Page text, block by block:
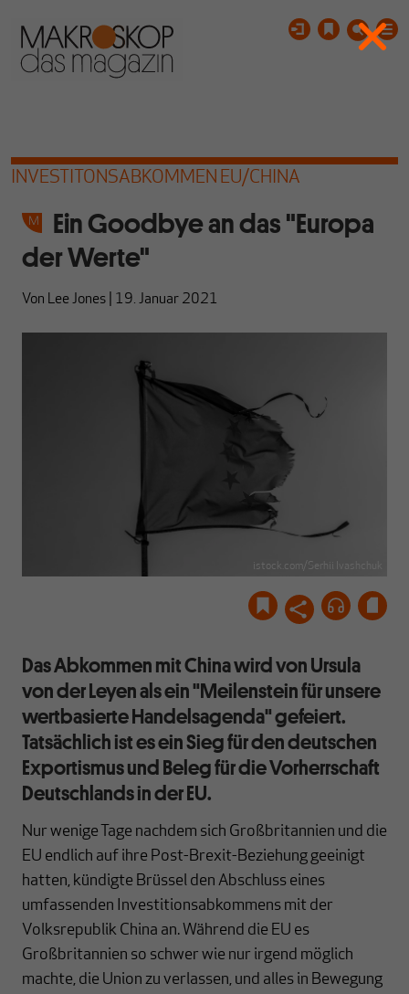
INVESTITONSABKOMMEN EU/CHINA
Ein Goodbye an das "Europa
der Werte"
Von Lee Jones 19. Januar 2021
istock.com/Serhii Ivashchuk
Das Abkommen mit China wird von Ursula
von der Leyen als ein "Meilenstein für unsere
wertbasierte Handelsagenda" gefeiert.
Tatsächlich ist es ein Sieg für den deutschen
Exportismus und Beleg für die Vorherrschaft
Deutschlands in der EU.
Nur wenige Tage nachdem sich Großbritannien und die
EU endlich auf ihre Post-Brexit-Beziehung geeinigt
hatten, kündigte Brüssel den Abschluss eines
umfassenden Investitionsabkommens mit der
Volksrepublik China an. Während die EU es
Großbritannien so schwer wie nur irgend möglich
machte, die Union zu verlassen, und alles in Bewegung